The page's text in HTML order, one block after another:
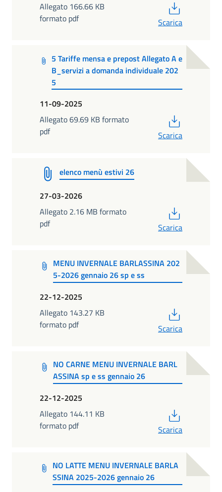
Allegato 166.66 KB
formato pdf
Scarica
5 Tariffe mensa e prepost Allegato A e
B_servizi a domanda individuale 202
5
11-09-2025
Allegato 69.69 KB formato
pdf
Scarica
elenco menù estivi 26
27-03-2026
Allegato 2.16 MB formato
pdf
Scarica
MENU INVERNALE BARLASSINA 202
5-2026 gennaio 26 sp e ss
22-12-2025
Allegato 143.27 KB
formato pdf
Scarica
NO CARNE MENU INVERNALE BARL
ASSINA sp e ss gennaio 26
22-12-2025
Allegato 144.11 KB
formato pdf
Scarica
NO LATTE MENU INVERNALE BARLA
SSINA 2025-2026 gennaio 26